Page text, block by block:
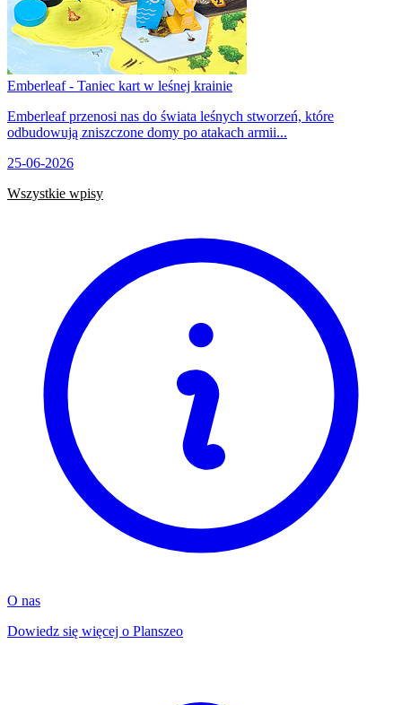
Emberleaf - Taniec kart w leśnej krainie
Emberleaf przenosi nas do świata leśnych stworzeń, które
odbudowują zniszczone domy po atakach armii...
25-06-2026
Wszystkie wpisy
O nas
Dowiedz się więcej o Planszeo